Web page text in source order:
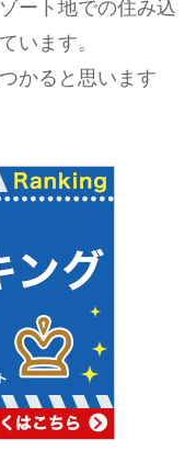
ート地での住み込
います。
かると思います